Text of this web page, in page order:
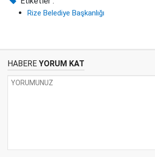
Rize Belediye Başkanlığı
HABERE YORUM KAT